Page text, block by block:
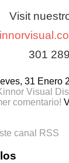
Visit
301
31 Enero
Visual
comentario!
canal RSS